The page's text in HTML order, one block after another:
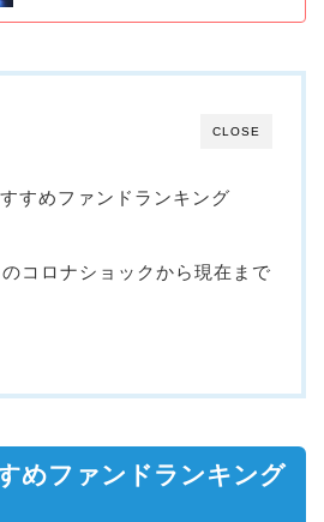
CLOSE
すめファンドランキング
コロナショックから現在まで
めファンドランキング